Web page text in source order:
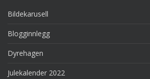
Bildekarusell
Blogginnlegg
Dyrehagen
Julekalender 2022